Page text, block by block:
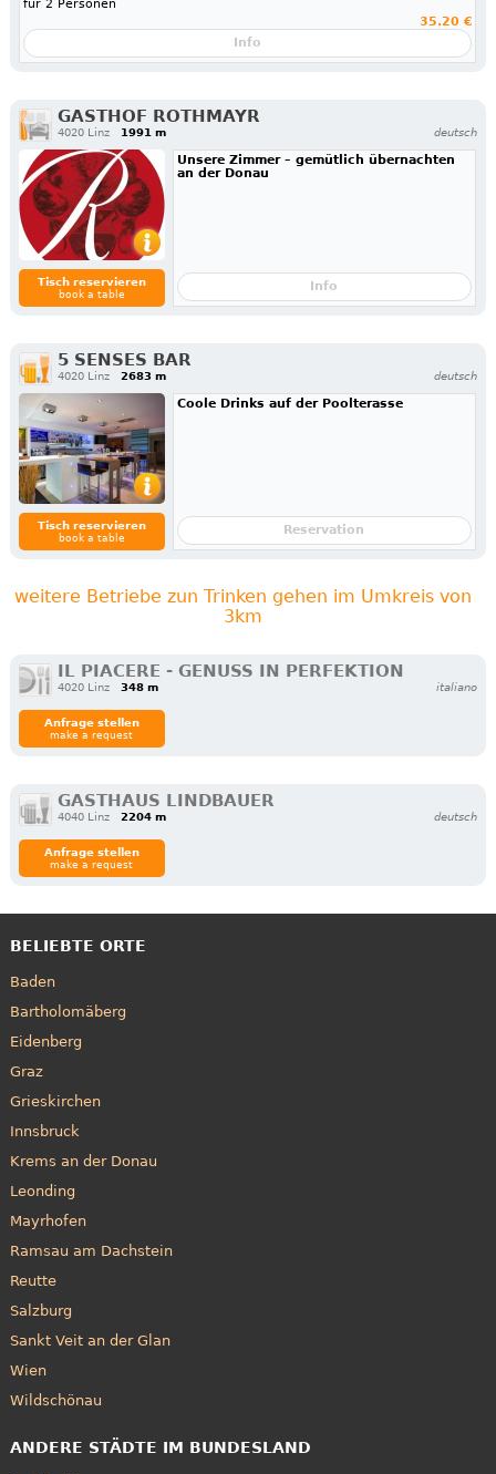
für 2 Personen
35.20 €
Info
GASTHOF ROTHMAYR
4020 Linz 1991 m deutsch
Tisch reservieren
book a table
Unsere Zimmer – gemütlich übernachten
an der Donau
Info
5 SENSES BAR
4020 Linz 2683 m deutsch
Tisch reservieren
book a table
Coole Drinks auf der Poolterasse
Reservation
weitere Betriebe zun Trinken gehen im Umkreis von
3km
IL PIACERE - GENUSS IN PERFEKTION
4020 Linz 348 m italiano
Anfrage stellen
make a request
GASTHAUS LINDBAUER
4040 Linz 2204 m deutsch
Anfrage stellen
make a request
BELIEBTE ORTE
Baden
Bartholomäberg
Eidenberg
Graz
Grieskirchen
Innsbruck
Krems an der Donau
Leonding
Mayrhofen
Ramsau am Dachstein
Reutte
Salzburg
Sankt Veit an der Glan
Wien
Wildschönau
ANDERE STÄDTE IM BUNDESLAND